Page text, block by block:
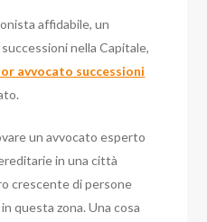
affidabile, un
nella Capitale,
avvocato successioni
un avvocato esperto
in una città
crescente di persone
questa zona. Una cosa